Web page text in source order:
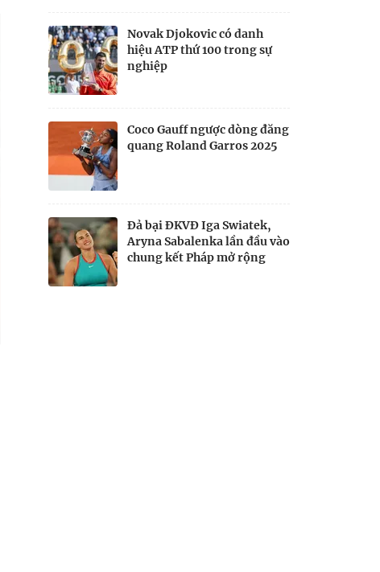
Novak Djokovic có danh
hiệu ATP thứ 100 trong sự
nghiệp
Coco Gauff ngược dòng đăng
quang Roland Garros 2025
Đả bại ĐKVĐ Iga Swiatek,
Aryna Sabalenka lần đầu vào
chung kết Pháp mở rộng